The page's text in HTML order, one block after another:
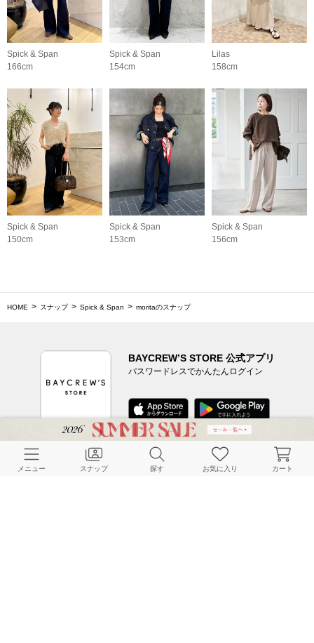
Spick & Span
166cm
Spick & Span
154cm
Lilas
158cm
Spick & Span
150cm
Spick & Span
153cm
Spick & Span
156cm
HOME スナップ Spick & Span moritaのスナップ
BAYCREW’S STORE 公式アプリ
パスワードレスでかんたんログイン
CUSTOMER SERVICE
メニュー スナップ 探す お気に入り カート